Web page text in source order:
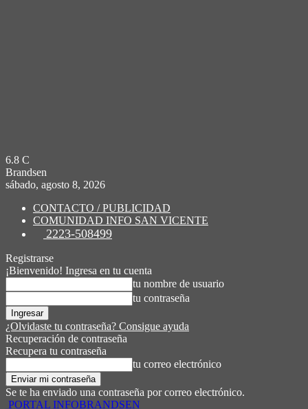
6.8 C
Brandsen
sábado, agosto 8, 2026
CONTACTO / PUBLICIDAD
COMUNIDAD INFO SAN VICENTE
2223-508499
Registrarse
¡Bienvenido! Ingresa en tu cuenta
tu nombre de usuario
tu contraseña
¿Olvidaste tu contraseña? Consigue ayuda
Recuperación de contraseña
Recupera tu contraseña
tu correo electrónico
Se te ha enviado una contraseña por correo electrónico.
PORTAL INFOBRANDSEN